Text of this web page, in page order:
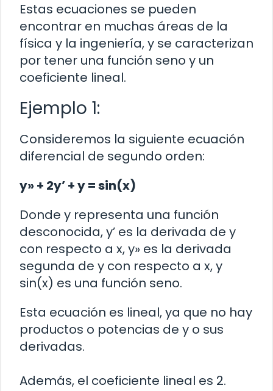
Estas ecuaciones se pueden
encontrar en muchas áreas de la
física y la ingeniería, y se caracterizan
por tener una función seno y un
coeficiente lineal.
Ejemplo 1:
Consideremos la siguiente ecuación
diferencial de segundo orden:
y» + 2y’ + y = sin(x)
Donde y representa una función
desconocida, y’ es la derivada de y
con respecto a x, y» es la derivada
segunda de y con respecto a x, y
sin(x) es una función seno.
Esta ecuación es lineal, ya que no hay
productos o potencias de y o sus
derivadas.
Además, el coeficiente lineal es 2.